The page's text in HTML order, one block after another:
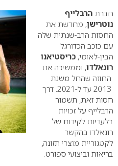
חברת הרבלייף
נוטרישן, מחדשת את
החסות הרב-שנתית שלה
עם כוכב הכדורגל
הבין-לאומי, כריסטיאנו
רונאלדו, וממשיכה את
החוזה שהחל משנת
2013 עד ל-2021. דרך
חסות זאת, תשמור
הרבלייף על זכויות
בלעדיות לקידום של
רונאלדו בהקשר
לקטגוריית מוצרי תזונה,
בריאות וביצועי ספורט.